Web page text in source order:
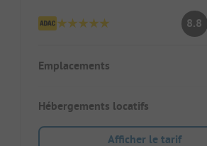
8.8
Emplacements
Hébergements locatifs
Afficher le tarif